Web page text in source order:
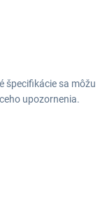
špecifikácie sa môžu
upozornenia.